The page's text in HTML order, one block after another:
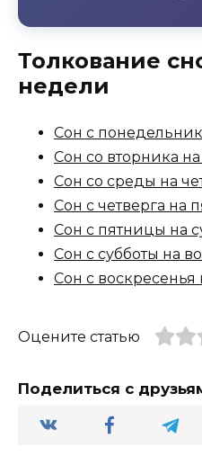
Толкование
недели
Сон с
Сон со вторника
Сон со среды на
Сон с четверга на
Сон с пятницы на
Сон с субботы на
Сон с
Оцените статью
Поделиться с